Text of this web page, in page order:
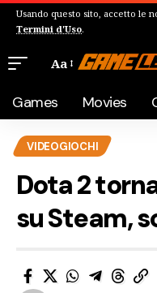
Usando questo sito, accetto le
Termini d'Uso.
Aa
Games Movies
VIDEOGIOCHI
Dota 2
su Steam,